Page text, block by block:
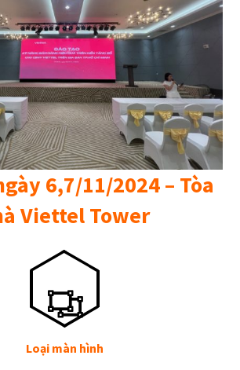
6,7/11/2024 – Tòa
Viettel Tower
Loại màn hình